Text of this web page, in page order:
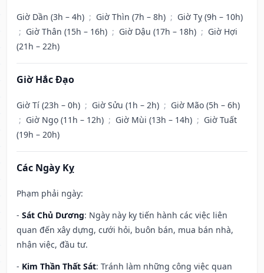
Giờ Dần (3h – 4h) ; Giờ Thìn (7h – 8h) ; Giờ Tỵ (9h – 10h)
; Giờ Thân (15h – 16h) ; Giờ Dậu (17h – 18h) ; Giờ Hợi
(21h – 22h)
Giờ Hắc Đạo
Giờ Tí (23h – 0h) ; Giờ Sửu (1h – 2h) ; Giờ Mão (5h – 6h)
; Giờ Ngọ (11h – 12h) ; Giờ Mùi (13h – 14h) ; Giờ Tuất
(19h – 20h)
Các Ngày Kỵ
Phạm phải ngày:
- Sát Chủ Dương: Ngày này kỵ tiến hành các việc liên
quan đến xây dựng, cưới hỏi, buôn bán, mua bán nhà,
nhận việc, đầu tư.
- Kim Thần Thất Sát: Tránh làm những công việc quan